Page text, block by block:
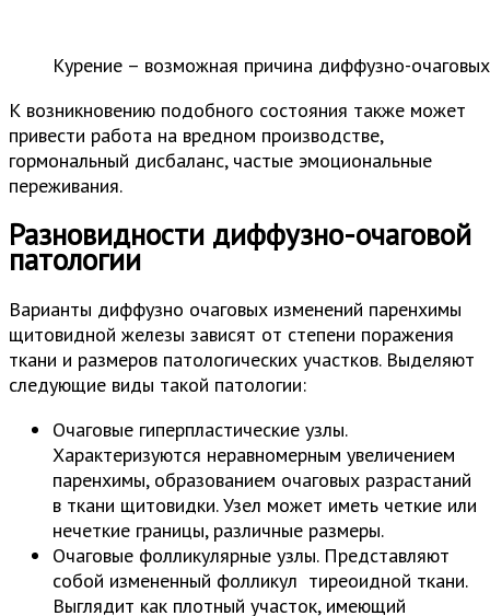
Курение – возможная причина диффузно-
К возникновению подобного состояния также может
привести работа на вредном производстве,
гормональный дисбаланс, частые эмоциональные
переживания.
Разновидности диффузно-очаговой
патологии
Варианты диффузно очаговых изменений паренхимы
щитовидной железы зависят от степени поражения
ткани и размеров патологических участков. Выделяют
следующие виды такой патологии:
Очаговые гиперпластические узлы.
Характеризуются неравномерным увеличением
паренхимы, образованием очаговых разрастаний
в ткани щитовидки. Узел может иметь четкие или
нечеткие границы, различные размеры.
Очаговые фолликулярные узлы. Представляют
собой измененный фолликул тиреоидной ткани.
Выглядит как плотный участок, имеющий